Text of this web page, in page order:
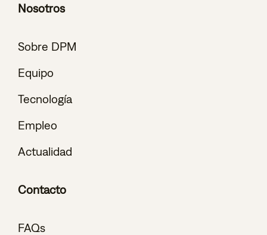
Nosotros
Sobre DPM
Equipo
Tecnología
Empleo
Actualidad
Contacto
FAQs